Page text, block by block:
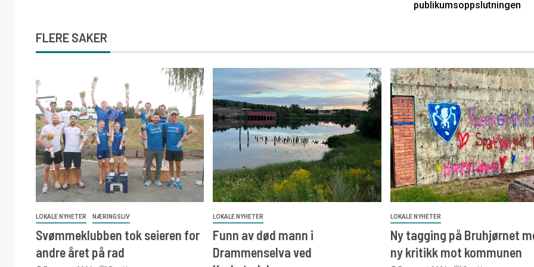
publikumsoppslutningen
FLERE SAKER
LOKALE NYHETER NÆRINGSLIV
Svømmeklubben tok seieren for
andre året på rad
LOKALE NYHETER
Funn av død mann i
Drammenselva ved
LOKALE NYHETER
Ny tagging på Bruhjørnet
ny kritikk mot kommunen